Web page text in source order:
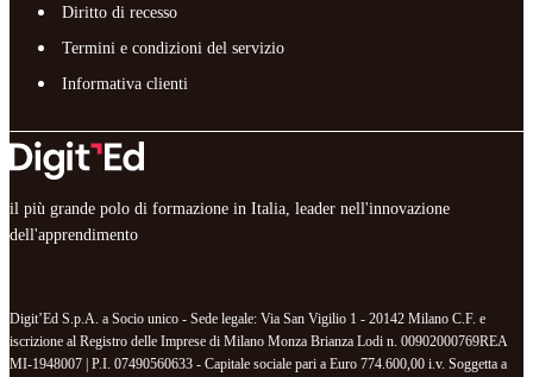
Diritto di recesso
Termini e condizioni del servizio
Informativa clienti
il più grande polo di formazione in Italia, leader nell'innovazione
dell'apprendimento
Digit’Ed S.p.A. a Socio unico - Sede legale: Via San Vigilio 1 - 20142 Milano C.F. e
iscrizione al Registro delle Imprese di Milano Monza Brianza Lodi n. 00902000769REA
MI-1948007 | P.I. 07490560633 - Capitale sociale pari a Euro 774.600,00 i.v. Soggetta a